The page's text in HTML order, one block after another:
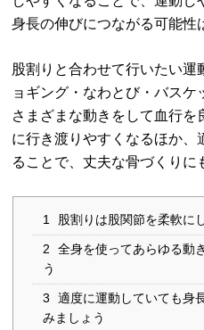
身長の伸びにつながる可能性
股割りと合わせて行いたい
ョギング・なわとび・バスケ
さまざまな動きをして血行
に行き渡りやすくなるほか
ることで、丈夫な骨づくりに
1 股割りは股関節を柔軟に
2
全身を使ってあらゆる動
う
3
適度に運動していても身
みましょう